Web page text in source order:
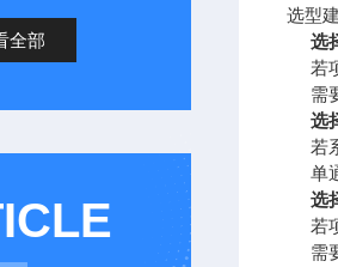
全部
选型
选
若
需
选
若
单
选
若
需